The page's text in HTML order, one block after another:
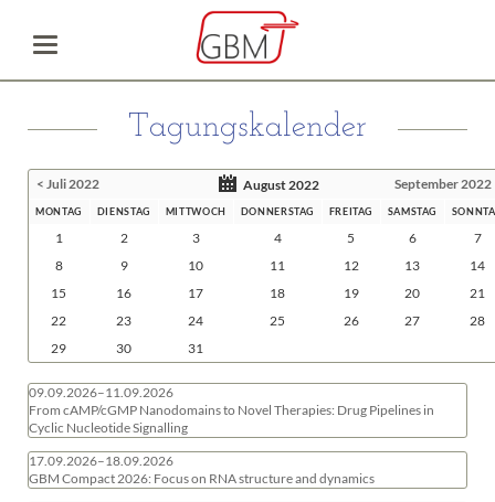
Tagungskalender
< Juli 2022 August 2022 September 2022
MONTAG DIENSTAG MITTWOCH DONNERSTAG FREITAG SAMSTAG
1 2 3 4 5 6
7
8
9 10 11 12 13
14
15
16 17 18 19 20
21
22
23 24 25 26 27
28
29
30 31
09.09.2026–11.09.2026
From cAMP/cGMP Nanodomains to Novel Therapies: Drug Pipelines in
Cyclic Nucleotide Signalling
17.09.2026–18.09.2026
GBM Compact 2026: Focus on RNA structure and dynamics